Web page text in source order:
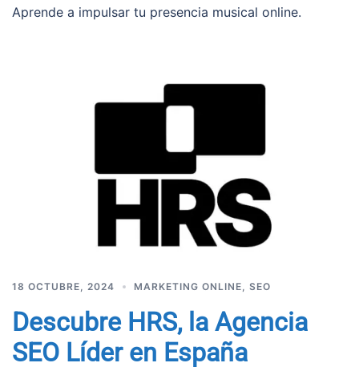
Aprende a impulsar tu presencia musical online.
18 OCTUBRE, 2024 MARKETING ONLINE SEO
Descubre HRS, la Agencia
SEO Líder en España